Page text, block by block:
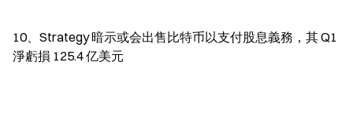
10、Strategy 暗示或会出售比特币以支付股息義務，其 Q1
淨虧損 125.4 亿美元